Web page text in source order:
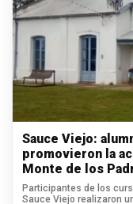
Sauce Viejo:
promovieron la
Monte de los
Participantes de los
Sauce Viejo realizaron